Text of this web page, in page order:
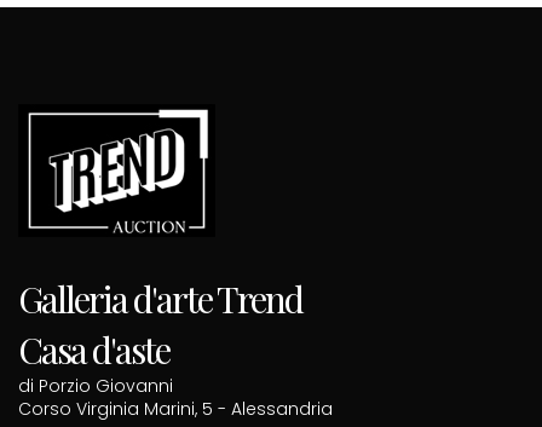
Galleria d'arte Trend
Casa d'aste
di Porzio Giovanni
Corso Virginia Marini, 5 - Alessandria